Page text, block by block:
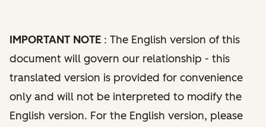
IMPORTANT NOTE : The English version of this
document will govern our relationship - this
translated version is provided for convenience
only and will not be interpreted to modify the
English version. For the English version, please